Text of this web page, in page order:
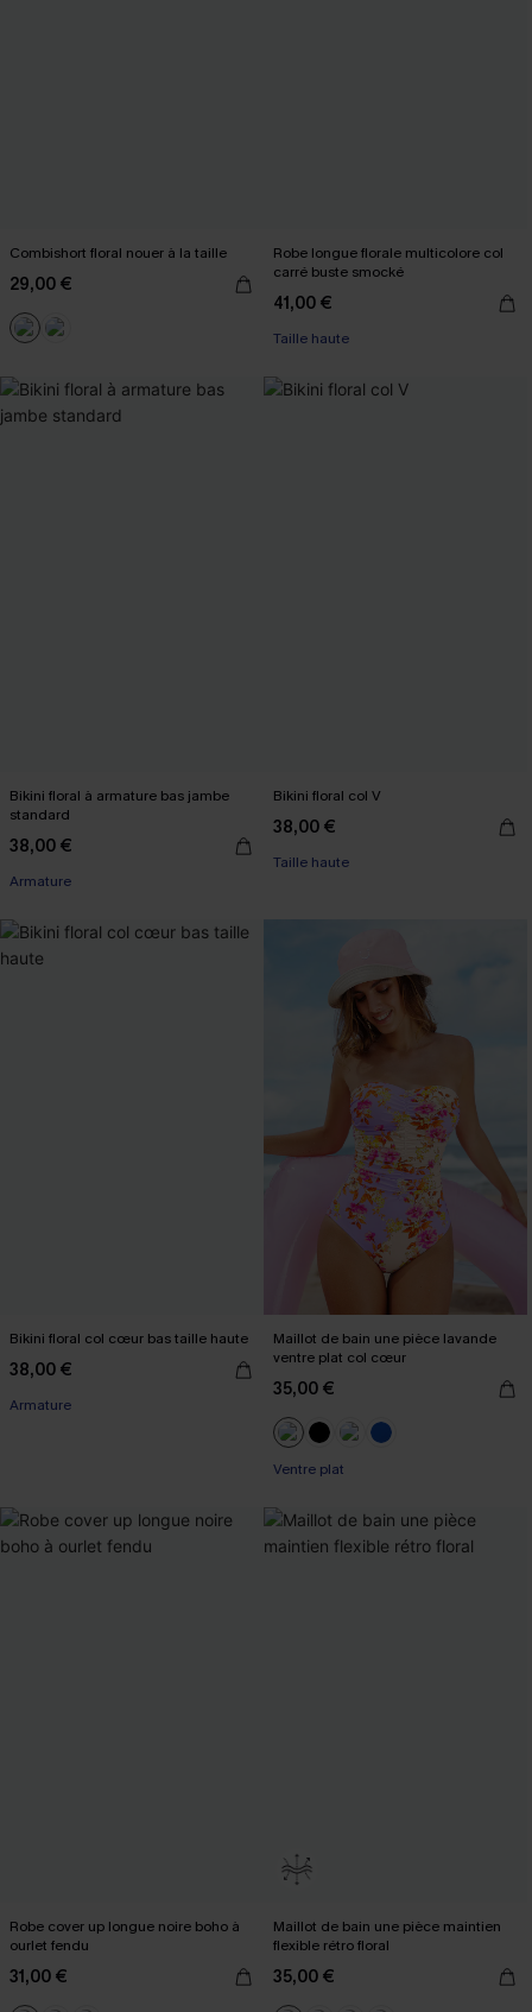
Combishort floral nouer à la taille
29,00 €
Robe longue florale multicolore col
carré buste smocké
41,00 €
Taille haute
Bikini floral à armature bas jambe
standard
38,00 €
Armature
Bikini floral col V
38,00 €
Taille haute
Bikini floral col cœur bas taille haute
38,00 €
Armature
Maillot de bain une pièce lavande
ventre plat col cœur
35,00 €
Ventre plat
Robe cover up longue noire boho à
ourlet fendu
31,00 €
Maillot de bain une pièce maintien
flexible rétro floral
35,00 €